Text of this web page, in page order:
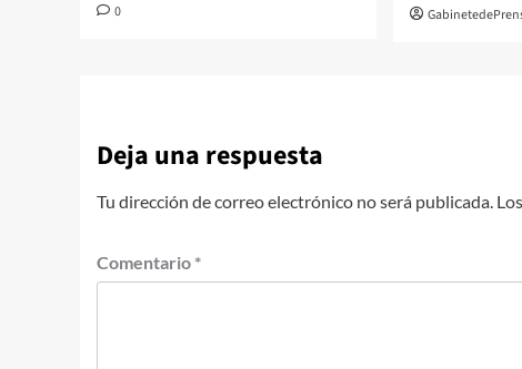
0
Deja una respuesta
Tu dirección de correo electrónico no será publicada.
Comentario *